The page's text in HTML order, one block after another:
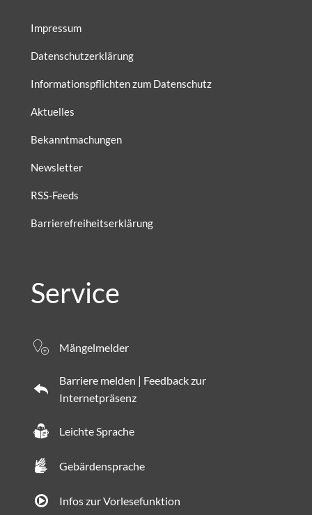
Impressum
Datenschutzerklärung
Informationspflichten zum Datenschutz
Aktuelles
Bekanntmachungen
Newsletter
RSS-Feeds
Barrierefreiheitserklärung
Service
Mängelmelder
Barriere melden | Feedback zur
Internetpräsenz
Leichte Sprache
Gebärdensprache
Infos zur Vorlesefunktion